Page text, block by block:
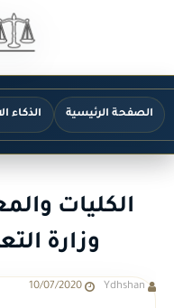
الصفحة الرئيسية الذكاء
الكليات
وزارة
Ydhshan
10/07/2020